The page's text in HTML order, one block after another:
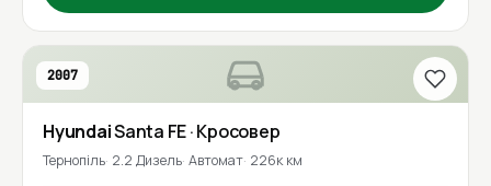
2007
HyundaiSanta FE· Кросовер
Тернопіль 2.2 Дизель Автомат 226к км